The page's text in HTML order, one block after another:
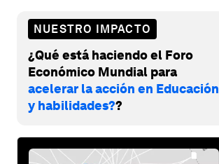
NUESTRO IMPACTO
¿Qué está haciendo el Foro
Económico Mundial para
acelerar la acción en Educación
y habilidades??